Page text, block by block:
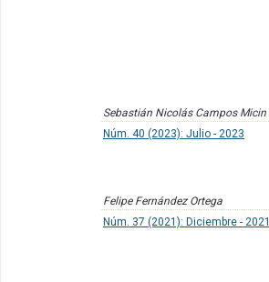
Sebastián Nicolás Campos Micin
Núm. 40 (2023): Julio - 2023
Felipe Fernández Ortega
Núm. 37 (2021): Diciembre - 2021